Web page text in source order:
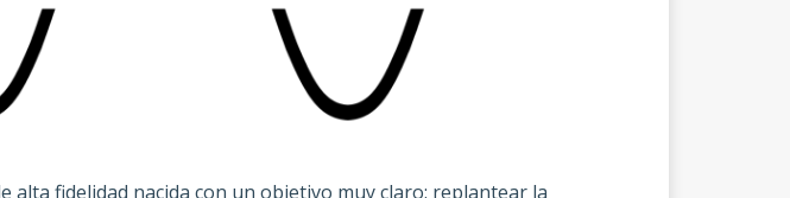
alta fidelidad nacida con un objetivo muy claro: replantear la